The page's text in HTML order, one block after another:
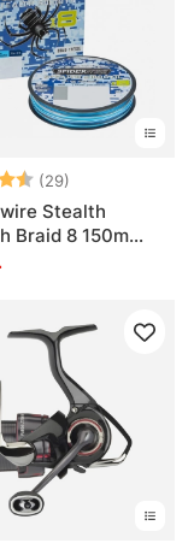
(29)
Stealth
Braid 8 150m